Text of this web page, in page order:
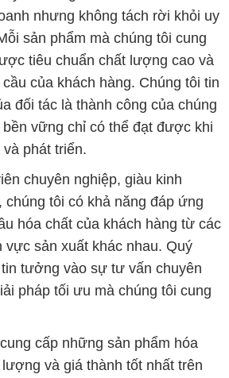
nhưng không tách rời khỏi uy
sản phẩm mà chúng tôi cung
tiêu chuẩn chất lượng cao và
của khách hàng. Chúng tôi tin
đối tác là thành công của chúng
vững chỉ có thể đạt được khi
phát triển.
chuyên nghiệp, giàu kinh
chúng tôi có khả năng đáp ứng
hóa chất của khách hàng từ các
vực sản xuất khác nhau. Quý
tưởng vào sự tư vấn chuyên
pháp tối ưu mà chúng tôi cung
cấp những sản phẩm hóa
và giá thành tốt nhất trên